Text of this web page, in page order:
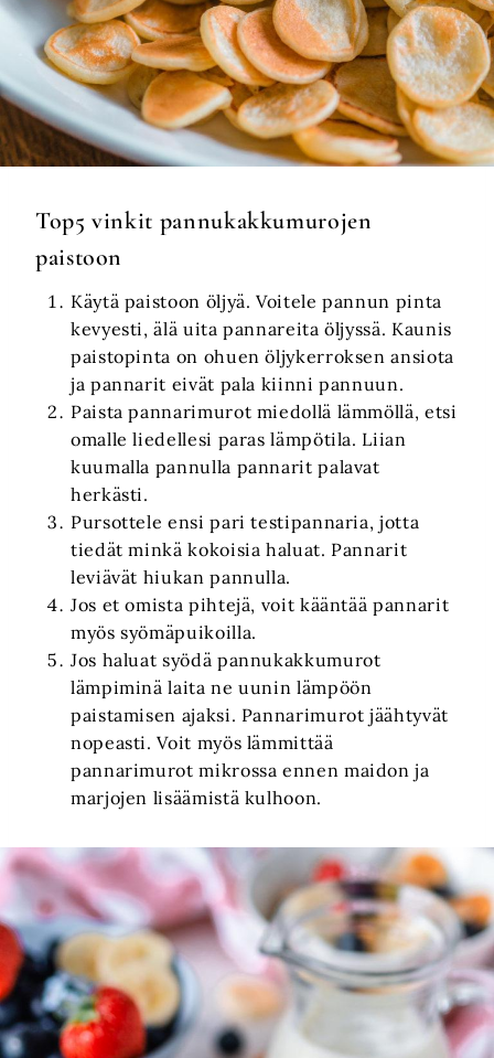
Top5 vinkit pannukakkumurojen
paistoon
Käytä paistoon öljyä. Voitele pannun pinta
kevyesti, älä uita pannareita öljyssä. Kaunis
paistopinta on ohuen öljykerroksen ansiota
ja pannarit eivät pala kiinni pannuun.
Paista pannarimurot miedollä lämmöllä, etsi
omalle liedellesi paras lämpötila. Liian
kuumalla pannulla pannarit palavat
herkästi.
Pursottele ensi pari testipannaria, jotta
tiedät minkä kokoisia haluat. Pannarit
leviävät hiukan pannulla.
Jos et omista pihtejä, voit kääntää pannarit
myös syömäpuikoilla.
Jos haluat syödä pannukakkumurot
lämpiminä laita ne uunin lämpöön
paistamisen ajaksi. Pannarimurot jäähtyvät
nopeasti. Voit myös lämmittää
pannarimurot mikrossa ennen maidon ja
marjojen lisäämistä kulhoon.